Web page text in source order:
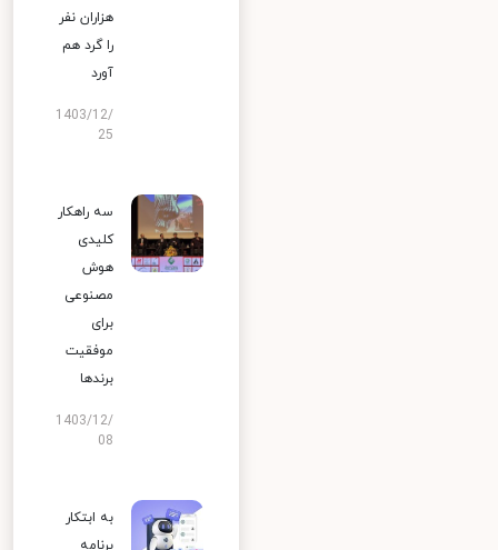
هزاران نفر
را گرد هم
آورد
1403/12/
25
سه راهکار
کلیدی
هوش
مصنوعی
برای
موفقیت
برندها
1403/12/
08
به ابتکار
برنامه